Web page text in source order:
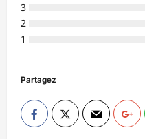
3
2
1
Partagez